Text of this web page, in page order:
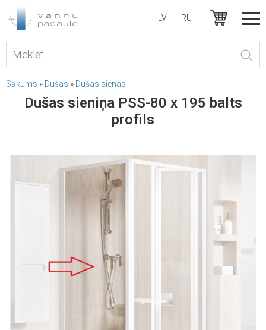
LV RU
Sākums » Dušas » Dušas sienas
Dušas sieniņa PSS-80 x 195 balts
profils